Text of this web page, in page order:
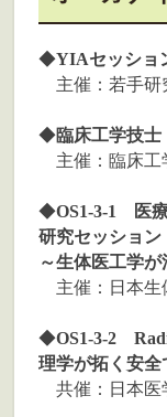
◆YIAセッショ
主催：若手研
◆臨床工学技
主催：臨床⼯
◆OS1-3-1 医
研究セッショ
～生体医工学
主催： 日本
◆OS1-3-2
理学が拓く安
共催：日本医